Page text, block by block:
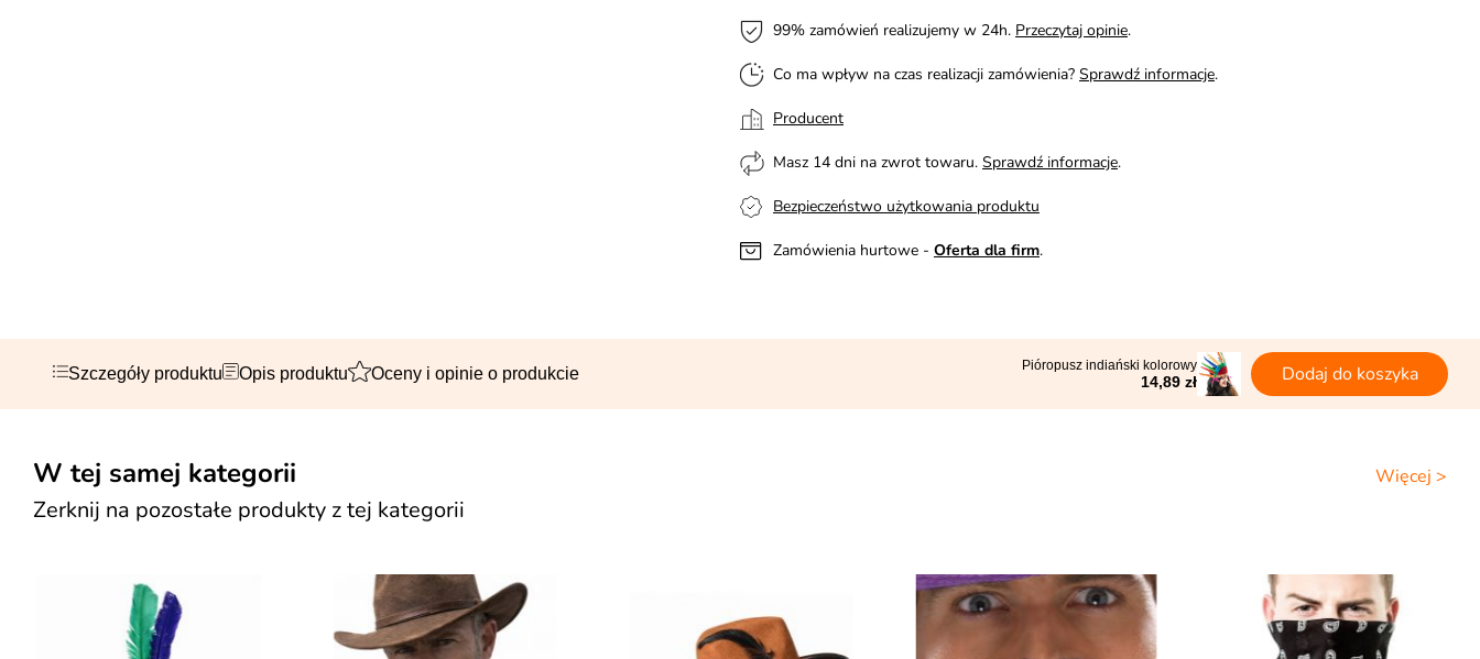
99% zamówień realizujemy w 24h. Przeczytaj opinie.
Co ma wpływ na czas realizacji zamówienia? Sprawdź informacje.
Producent
Masz 14 dni na zwrot towaru. Sprawdź informacje.
Bezpieczeństwo użytkowania produktu
Zamówienia hurtowe - Oferta dla firm.
Szczegóły produktu Opis produktu Oceny i opinie o produkcie Pióropusz indiański kolorowy
14,89 zł Dodaj do koszyka
Więcej >
W tej samej kategorii
Zerknij na pozostałe produkty z tej kategorii